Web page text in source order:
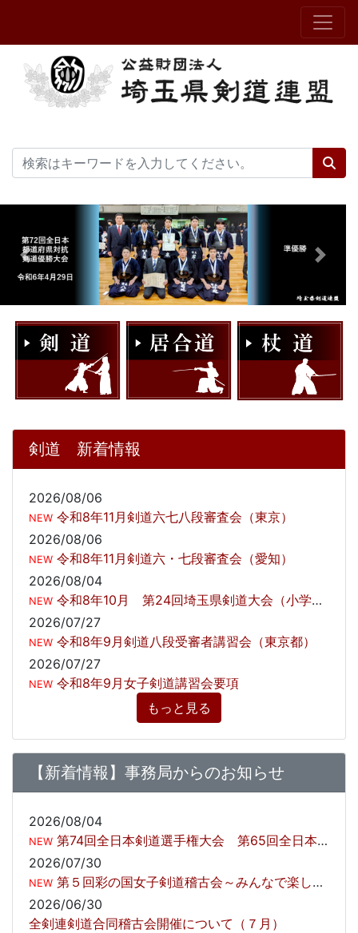
Previous Next
剣道 新着情報
2026/08/06
NEW 令和8年11月剣道六七八段審査会（東京）
2026/08/06
NEW 令和8年11月剣道六・七段審査会（愛知）
2026/08/04
NEW 令和8年10月 第24回埼玉県剣道大会（小学生の部）の開催について
2026/07/27
NEW 令和8年9月剣道八段受審者講習会（東京都）
2026/07/27
NEW 令和8年9月女子剣道講習会要項
もっと見る
【新着情報】事務局からのお知らせ
2026/08/04
NEW 第74回全日本剣道選手権大会 第65回全日本女子剣道選手権大会 小中学生無料観戦のご招待について
2026/07/30
NEW 第５回彩の国女子剣道稽古会～みんなで楽しく健やかに～開催しました！
2026/06/30
全剣連剣道合同稽古会開催について（７月）